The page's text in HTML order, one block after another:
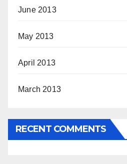
June 2013
May 2013
April 2013
March 2013
RECENT COMMENTS